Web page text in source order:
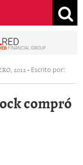
2012- Escrito por:
compró